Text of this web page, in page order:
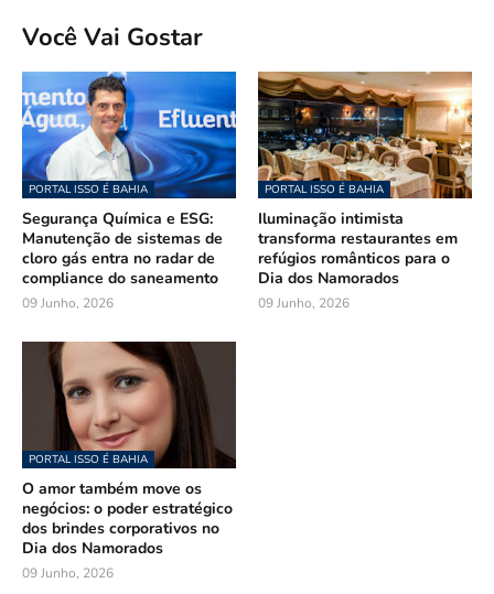
Você Vai Gostar
PORTAL ISSO É BAHIA
Segurança Química e ESG:
Manutenção de sistemas de
cloro gás entra no radar de
compliance do saneamento
09 Junho, 2026
PORTAL ISSO É BAHIA
Iluminação intimista
transforma restaurantes em
refúgios românticos para o
Dia dos Namorados
09 Junho, 2026
PORTAL ISSO É BAHIA
O amor também move os
negócios: o poder estratégico
dos brindes corporativos no
Dia dos Namorados
09 Junho, 2026